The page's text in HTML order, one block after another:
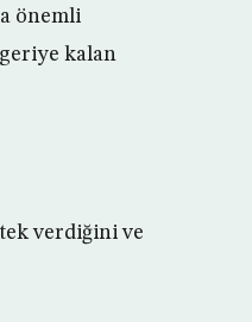
önemli
kalan
verdiğini ve